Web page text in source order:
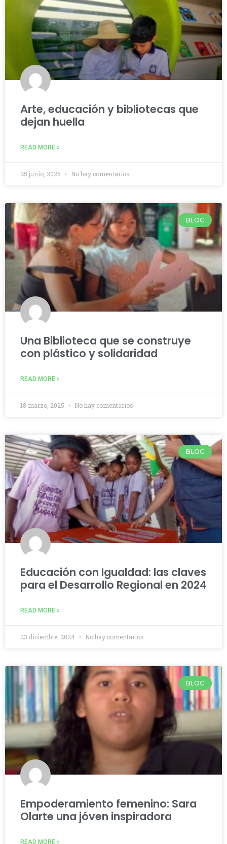
Arte, educación y bibliotecas que
dejan huella
READ MORE »
25 junio, 2025 No hay comentarios
BLOG
Una Biblioteca que se construye
con plástico y solidaridad
READ MORE »
18 marzo, 2025 No hay comentarios
BLOG
Educación con Igualdad: las claves
para el Desarrollo Regional en 2024
READ MORE »
23 diciembre, 2024 No hay comentarios
BLOG
Empoderamiento femenino: Sara
Olarte una jóven inspiradora
READ MORE »